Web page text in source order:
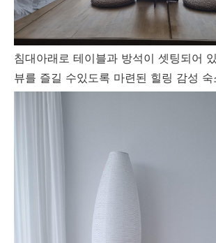
침대아래로 테이블과 방석이 셋팅되어
뷰를 즐길 수있도록 마련된 힐링 감성 숙